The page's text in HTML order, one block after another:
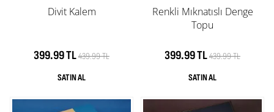
Divit Kalem
399.99 TL439.99 TL
Renkli Mıknatıslı Denge
Topu
399.99 TL439.99 TL